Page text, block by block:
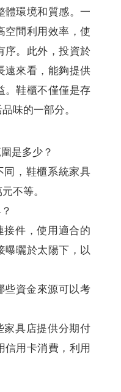
體環境和質感。一
空間利用效率，使
序。此外，投資於
遠來看，能夠提供
。鞋櫃不僅僅是存
味的一部分。
是多少？
同，鞋櫃系統家具
不等。
接件，使用適合的
曝曬於太陽下，以
些資金來源可以考
家具店提供分期付
信用卡消費，利用